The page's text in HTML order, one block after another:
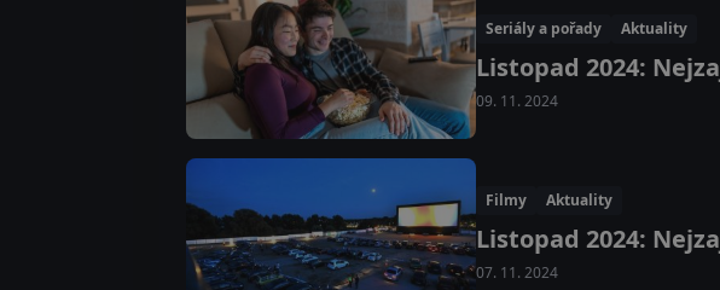
Seriály a pořady Aktuality
Listopad 2024:
09. 11. 2024
Filmy Aktuality
Listopad 2024:
07. 11. 2024